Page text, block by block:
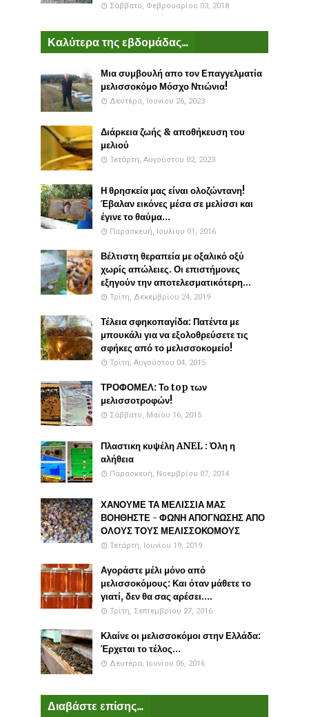
Σάββατο, Φεβρουαρίου 03, 2018
Καλύτερα της εβδομάδας...
Μια συμβουλή απο τον Επαγγελματία
μελισσοκόμο Μόσχο Ντιώνια!
Δευτέρα, Ιουνίου 26, 2023
Διάρκεια ζωής & αποθήκευση του
μελιού
Τετάρτη, Αυγούστου 02, 2023
Η θρησκεία μας είναι ολοζώντανη!
Έβαλαν εικόνες μέσα σε μελίσσι και
έγινε το θαύμα...
Παρασκευή, Ιουλίου 01, 2016
Βέλτιστη θεραπεία με οξαλικό οξύ
χωρίς απώλειες. Οι επιστήμονες
εξηγούν την αποτελεσματικότερη...
Τρίτη, Δεκεμβρίου 24, 2019
Τέλεια σφηκοπαγίδα: Πατέντα με
μπουκάλι για να εξολοθρεύσετε τις
σφήκες από το μελισσοκομείο!
Τρίτη, Αυγούστου 04, 2015
ΤΡΟΦΟΜΕΛ: Το top των
μελισσοτροφών!
Σάββατο, Μαΐου 16, 2015
Πλαστικη κυψέλη ANEL : Όλη η
αλήθεια
Παρασκευή, Νοεμβρίου 07, 2014
ΧΑΝΟΥΜΕ ΤΑ ΜΕΛΙΣΣΙΑ ΜΑΣ
ΒΟΗΘΗΣΤΕ - ΦΩΝΗ ΑΠΟΓΝΩΣΗΣ ΑΠΟ
ΟΛΟΥΣ ΤΟΥΣ ΜΕΛΙΣΣΟΚΟΜΟΥΣ
Τετάρτη, Ιουνίου 19, 2019
Αγοράστε μέλι μόνο από
μελισσοκόμους: Και όταν μάθετε το
γιατί, δεν θα σας αρέσει....
Τρίτη, Σεπτεμβρίου 27, 2016
Κλαίνε οι μελισσοκόμοι στην Ελλάδα:
Έρχεται το τέλος...
Δευτέρα, Ιουνίου 06, 2016
Διαβάστε επίσης...